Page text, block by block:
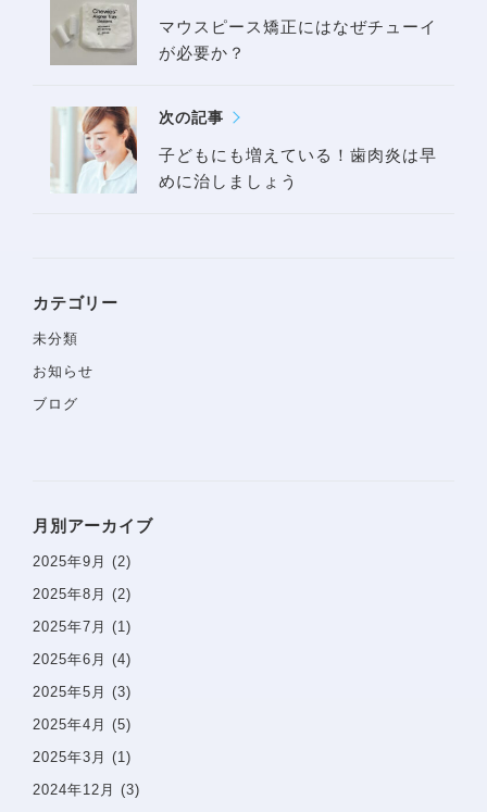
マウスピース矯正にはなぜチューイ
が必要か？
次の記事
子どもにも増えている！歯肉炎は早
めに治しましょう
カテゴリー
未分類
お知らせ
ブログ
月別アーカイブ
2025年9月 (2)
2025年8月 (2)
2025年7月 (1)
2025年6月 (4)
2025年5月 (3)
2025年4月 (5)
2025年3月 (1)
2024年12月 (3)